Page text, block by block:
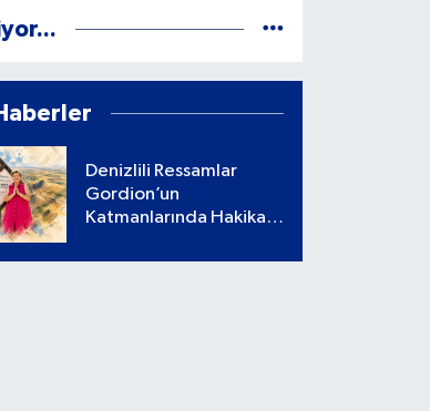
Denizlili Ressamlar
Gordion’un
Katmanlarında Hakikati